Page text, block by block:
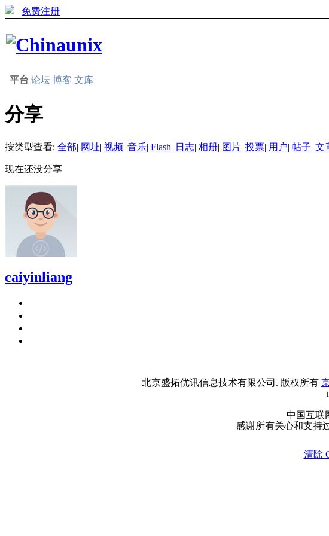
免费注册
平台 论坛 博客 文库
分享
按类型查看: 全部| 网址| 视频| 音乐| Flash| 日志| 相册| 图片| 投票| 用户| 帖子| 文
现在还没分享
caiyinliang
北京盛拓优讯信息技术有限公司. 版权所有
中国互联
感谢所有关心和支持
清除